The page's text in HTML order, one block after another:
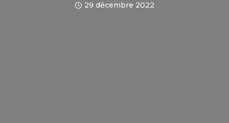
29 décembre 2022